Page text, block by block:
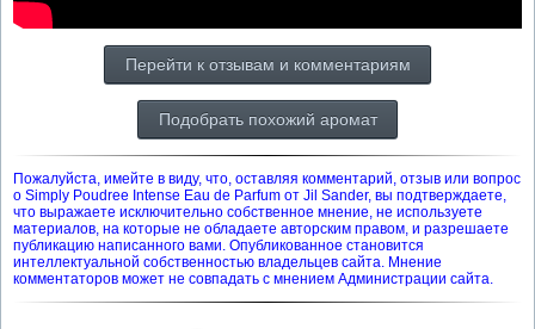
Перейти к отзывам и комментариям
Подобрать похожий аромат
Пожалуйста, имейте в виду, что, оставляя комментарий, отзыв или вопрос
о Simply Poudree Intense Eau de Parfum от Jil Sander, вы подтверждаете,
что выражаете исключительно собственное мнение, не используете
материалов, на которые не обладаете авторским правом, и разрешаете
публикацию написанного вами. Опубликованное становится
интеллектуальной собственностью владельцев сайта. Мнение
комментаторов может не совпадать с мнением Администрации сайта.